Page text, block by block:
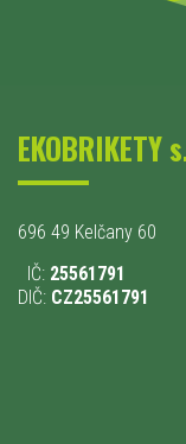
EKOBRIKETY
696 49 Kelčany 60
IČ: 25561791
DIČ: CZ25561791